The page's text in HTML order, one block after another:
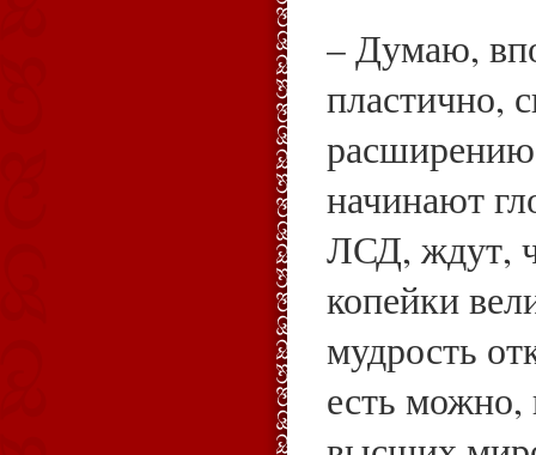
– Думаю,
пластично,
начинают
ЛСД, ждут,
копейки
мудрость
есть можно,